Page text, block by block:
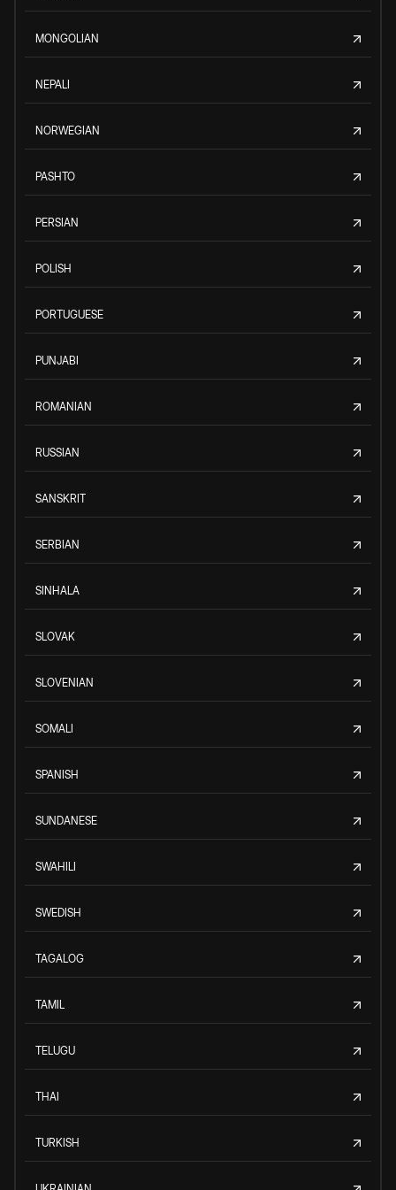
MONGOLIAN
NEPALI
NORWEGIAN
PASHTO
PERSIAN
POLISH
PORTUGUESE
PUNJABI
ROMANIAN
RUSSIAN
SANSKRIT
SERBIAN
SINHALA
SLOVAK
SLOVENIAN
SOMALI
SPANISH
SUNDANESE
SWAHILI
SWEDISH
TAGALOG
TAMIL
TELUGU
THAI
TURKISH